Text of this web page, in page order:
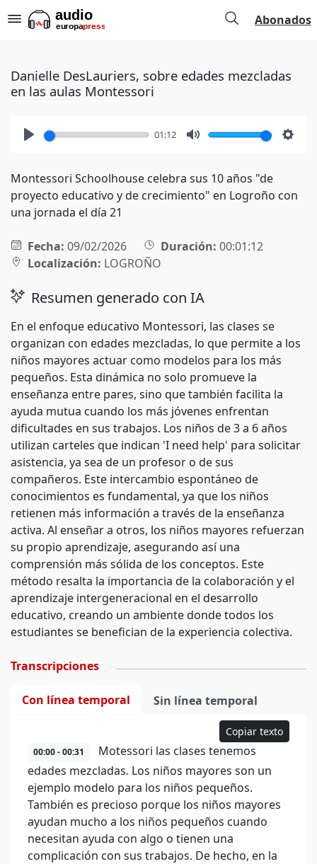
Abonados
Danielle DesLauriers, sobre edades mezcladas
en las aulas Montessori
01:12
Montessori Schoolhouse celebra sus 10 años "de
proyecto educativo y de crecimiento" en Logroño con
una jornada el día 21
Fecha: 09/02/2026 Duración: 00:01:12
Localización: LOGROÑO
Resumen generado con IA
En el enfoque educativo Montessori, las clases se
organizan con edades mezcladas, lo que permite a los
niños mayores actuar como modelos para los más
pequeños. Esta dinámica no solo promueve la
enseñanza entre pares, sino que también facilita la
ayuda mutua cuando los más jóvenes enfrentan
dificultades en sus trabajos. Los niños de 3 a 6 años
utilizan carteles que indican 'I need help' para solicitar
asistencia, ya sea de un profesor o de sus
compañeros. Este intercambio espontáneo de
conocimientos es fundamental, ya que los niños
retienen más información a través de la enseñanza
activa. Al enseñar a otros, los niños mayores refuerzan
su propio aprendizaje, asegurando así una
comprensión más sólida de los conceptos. Este
método resalta la importancia de la colaboración y el
aprendizaje intergeneracional en el desarrollo
educativo, creando un ambiente donde todos los
estudiantes se benefician de la experiencia colectiva.
Transcripciones
Con línea temporal Sin línea temporal
Copiar texto
00:00 - 00:31
Motessori las clases tenemos
edades mezcladas. Los niños mayores son un
ejemplo modelo para los niños pequeños.
También es precioso porque los niños mayores
ayudan mucho a los niños pequeños cuando
necesitan ayuda con algo o tienen una
complicación con sus trabajos. De hecho, en la